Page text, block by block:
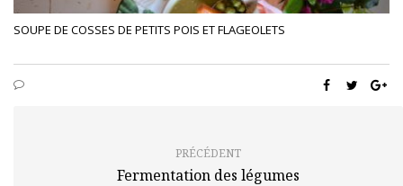
SOUPE DE COSSES DE PETITS POIS ET FLAGEOLETS
PRÉCÉDENT
Fermentation des légumes